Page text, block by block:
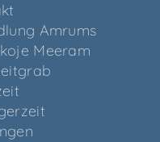
Amrums
Meeram